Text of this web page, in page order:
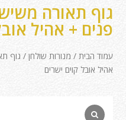
גוף תאורה
פנים + אהיל
עמוד הבית / מנורות שולחן / גוף
אהיל אובל קוים ישרים